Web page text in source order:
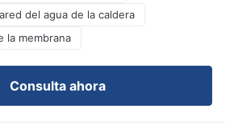
del agua de la caldera
la membrana
Consulta ahora